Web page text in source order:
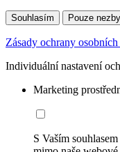
Souhlasím Pouze
Zásady ochrany osobních
Individuální nastavení
Marketing
S Vaším